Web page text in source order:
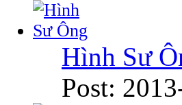
Hình Sư
Post: